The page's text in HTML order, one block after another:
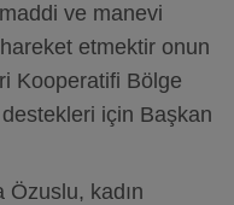
ve manevi
etmektir onun
Kooperatifi Bölge
için Başkan
kadın